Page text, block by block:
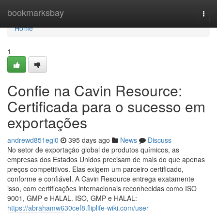
bookmarksbay
Home
Home
1
Confie na Cavin Resource:
Certificada para o sucesso em
exportações
andrewd851egi0 395 days ago News
Discuss
No setor de exportação global de produtos químicos, as
empresas dos Estados Unidos precisam de mais do que apenas
preços competitivos. Elas exigem um parceiro certificado,
conforme e confiável. A Cavin Resource entrega exatamente
isso, com certificações internacionais reconhecidas como ISO
9001, GMP e HALAL. ISO, GMP e HALAL:
https://abrahamw630cef8.fliplife-wiki.com/user